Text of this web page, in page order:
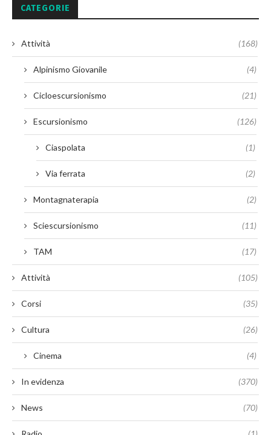
CATEGORIE
Attività (168)
Alpinismo Giovanile (4)
Cicloescursionismo (21)
Escursionismo (126)
Ciaspolata (1)
Via ferrata (2)
Montagnaterapia (2)
Sciescursionismo (11)
TAM (17)
Attività (105)
Corsi (35)
Cultura (26)
Cinema (4)
In evidenza (370)
News (70)